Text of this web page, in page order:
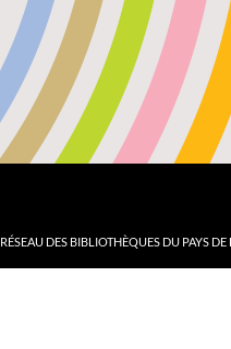
RÉSEAU DES BIBLIOTHÈQUES DU PAYS DE